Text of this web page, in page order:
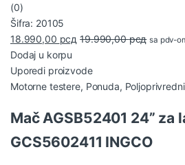
(0)
Šifra: 20105
18.990,00 рсд 19.990,00рсд sa pdv-
Dodaj u korpu
Uporedi proizvode
Motorne testere, Ponuda,
Mač AGSB52401 24” za
GCS5602411 INGCO